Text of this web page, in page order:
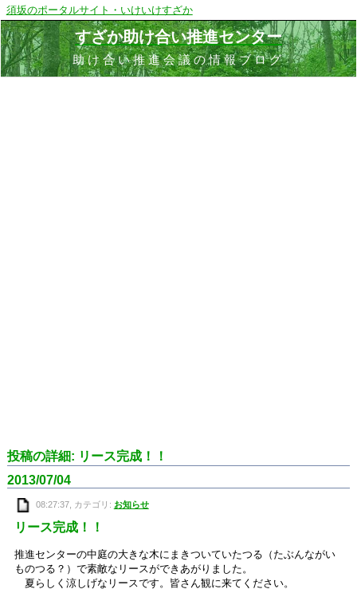
須坂のポータルサイト・いけいけすざか
すざか助け合い推進センター
助け合い推進会議の情報ブログ
投稿の詳細: リース完成！！
2013/07/04
08:27:37, カテゴリ: お知らせ
リース完成！！
推進センターの中庭の大きな木にまきついていたつる（たぶんながい
ものつる？）で素敵なリースができあがりました。
夏らしく涼しげなリースです。皆さん観に来てください。